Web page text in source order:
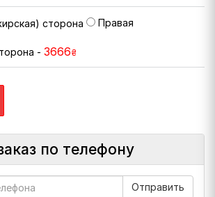
Правая
- 3666₴
по телефону